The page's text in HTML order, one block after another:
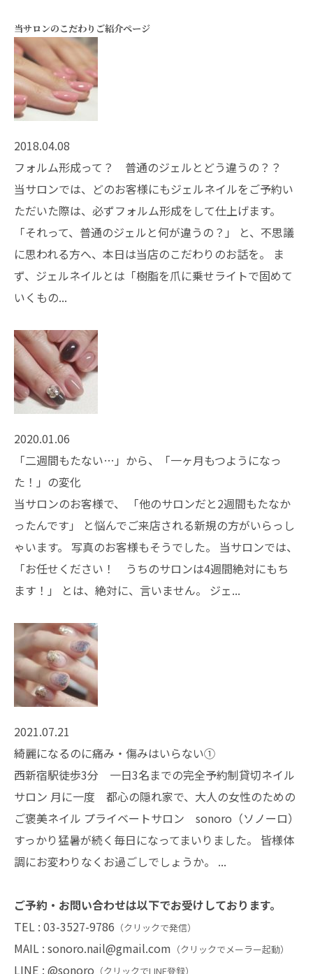
当サロンのこだわりご紹介ページ
2018.04.08
フォルム形成って？ 普通のジェルとどう違うの？？
当サロンでは、どのお客様にもジェルネイルをご予約い
ただいた際は、必ずフォルム形成をして仕上げます。
「それって、普通のジェルと何が違うの？」 と、不思議
に思われる方へ、本日は当店のこだわりのお話を。 ま
ず、ジェルネイルとは「樹脂を爪に乗せライトで固めて
いくもの...
2020.01.06
「二週間もたない…」から、「一ヶ月もつようになっ
た！」の変化
当サロンのお客様で、 「他のサロンだと2週間もたなか
ったんです」 と悩んでご来店される新規の方がいらっし
ゃいます。 写真のお客様もそうでした。 当サロンでは、
「お任せください！ うちのサロンは4週間絶対にもち
ます！」 とは、絶対に、言いません。 ジェ...
2021.07.21
綺麗になるのに痛み・傷みはいらない①
西新宿駅徒歩3分 一日3名までの完全予約制貸切ネイル
サロン 月に一度 都心の隠れ家で、大人の女性のための
ご褒美ネイル プライベートサロン sonoro（ソノーロ）
すっかり猛暑が続く毎日になってまいりました。 皆様体
調にお変わりなくお過ごしでしょうか。 ...
ご予約・お問い合わせは以下でお受けしております。
TEL : 03-3527-9786 （クリックで発信）
MAIL : sonoro.nail@gmail.com （クリックでメーラー起動）
LINE : @sonoro （クリックでLINE登録）